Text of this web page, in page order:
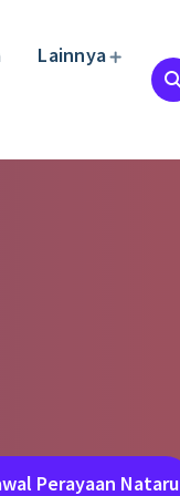
Lainnya
Perayaan Nataru